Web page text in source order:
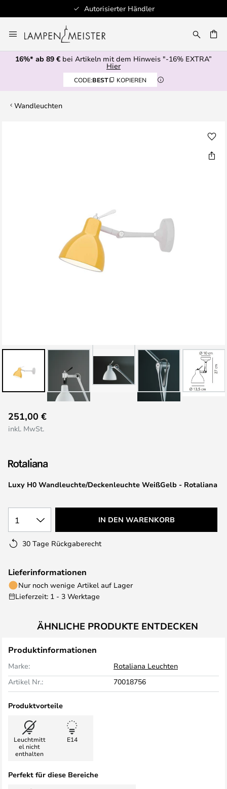
Autorisierter Händler
Inhalt
springen
16%* ab 89 € bei Artikeln mit dem Hinweis "-16% EXTRA”
Hier
CODE:BEST KOPIEREN
Wandleuchten
Anfang
der
springen
Luxy H0 Wandleuchte/Deckenleuchte WeißGelb - Rotaliana
251,00 €
inkl. MwSt.
1 IN DEN WARENKORB
30 Tage Rückgaberecht
Lieferinformationen
Nur noch wenige Artikel auf Lager
Lieferzeit: 1 - 3 Werktage
ÄHNLICHE PRODUKTE ENTDECKEN
Produktinformationen
Marke:
Rotaliana Leuchten
Artikel Nr.:
70018756
Produktvorteile
Leuchtmitt
el nicht
enthalten
E14
Perfekt für diese Bereiche